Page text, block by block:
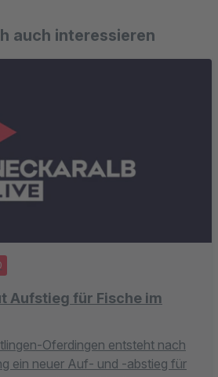
auch interessieren
Aufstieg für Fische im
Oferdingen entsteht nach
ein neuer Auf- und -abstieg für